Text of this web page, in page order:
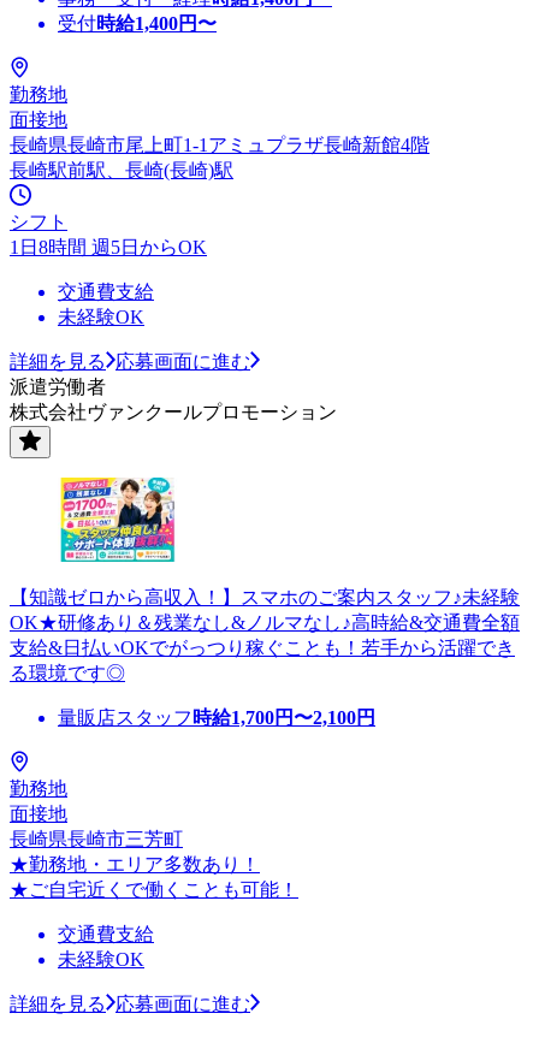
受付時給1,400円〜
勤務地
面接地
長崎県長崎市尾上町1-1アミュプラザ長崎新館4階
長崎駅前駅、長崎(長崎)駅
シフト
1日8時間 週5日からOK
交通費支給
未経験OK
詳細を見る
応募画面に進む
派遣労働者
株式会社ヴァンクールプロモーション
【知識ゼロから高収入！】スマホのご案内スタッフ♪未経験
OK★研修あり＆残業なし&ノルマなし♪高時給&交通費全額
支給&日払いOKでがっつり稼ぐことも！若手から活躍でき
る環境です◎
量販店スタッフ 時給1,700円〜2,100円
勤務地
面接地
長崎県長崎市三芳町
★勤務地・エリア多数あり！
★ご自宅近くで働くことも可能！
交通費支給
未経験OK
詳細を見る 応募画面に進む